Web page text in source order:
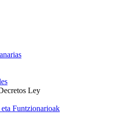
Ley
Funtzionarioak